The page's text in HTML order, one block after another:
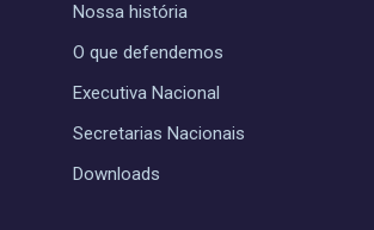
Nossa história
O que defendemos
Executiva Nacional
Secretarias Nacionais
Downloads